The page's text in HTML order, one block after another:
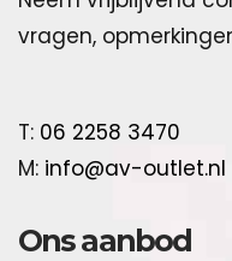
vragen,
T: 06 2258 3470
M: info@av-outlet.nl
Ons aanbod